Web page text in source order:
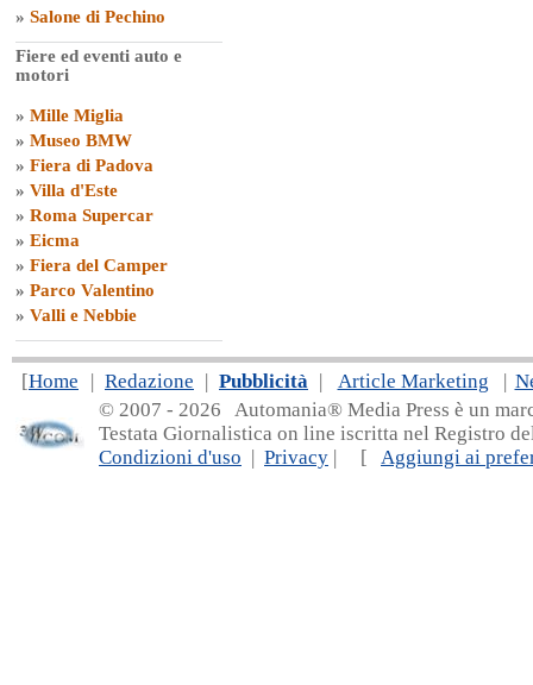
» Salone di Pechino
Fiere ed eventi auto e
motori
» Mille Miglia
» Museo BMW
» Fiera di Padova
» Villa d'Este
» Roma Supercar
» Eicma
» Fiera del Camper
» Parco Valentino
» Valli e Nebbie
[Home | Redazione | Pubblicità | Article Marketing |
© 2007 - 2026 Automania® Media Press è un
Testata Giornalistica on line iscritta nel Registro
Condizioni d'uso | Privacy | [ Aggiungi ai